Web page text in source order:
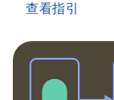
查看指引